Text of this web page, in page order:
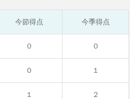
今節得点 今季得点
０ ０
０ １
１ ２